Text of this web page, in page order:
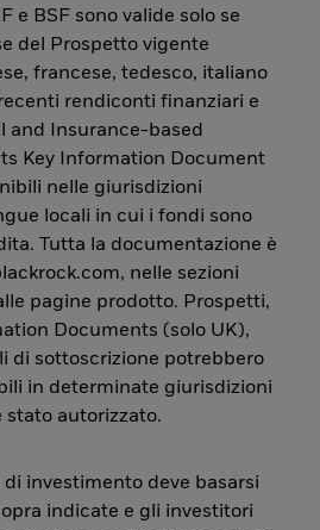
e BSF sono valide solo se
del Prospetto vigente
francese, tedesco, italiano
rendiconti finanziari e
and Insurance-based
Key Information Document
nelle giurisdizioni
locali in cui i fondi sono
Tutta la documentazione è
nelle sezioni
pagine prodotto. Prospetti,
Documents (solo UK),
di sottoscrizione potrebbero
in determinate giurisdizioni
stato autorizzato.
investimento deve basarsi
indicate e gli investitori